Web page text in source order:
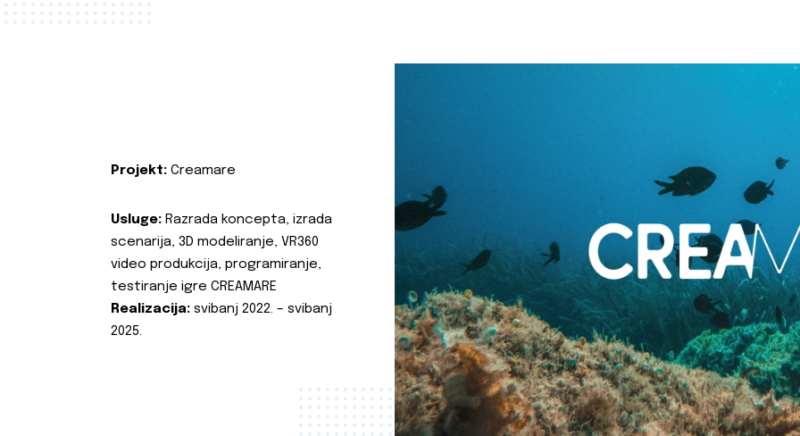
Projekt: Creamare
Usluge: Razrada koncepta, izrada
scenarija, 3D modeliranje, VR360
video produkcija, programiranje,
testiranje igre CREAMARE
Realizacija: svibanj 2022. – svibanj
2025.